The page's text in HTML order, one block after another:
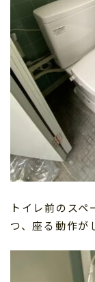
トイレ前のス
つ、座る動作が